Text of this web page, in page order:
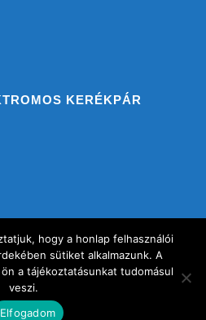
KERÉKPÁR
hogy a honlap felhasználói
sütiket alkalmazunk. A
a tájékoztatásunkat tudomásul
veszi.
Elfogadom